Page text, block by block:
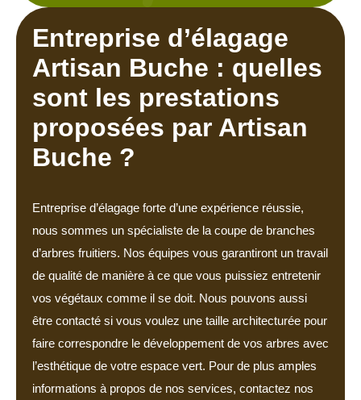
Entreprise d’élagage
Artisan Buche : quelles
sont les prestations
proposées par Artisan
Buche ?
Entreprise d’élagage forte d’une expérience réussie,
nous sommes un spécialiste de la coupe de branches
d’arbres fruitiers. Nos équipes vous garantiront un travail
de qualité de manière à ce que vous puissiez entretenir
vos végétaux comme il se doit. Nous pouvons aussi
être contacté si vous voulez une taille architecturée pour
faire correspondre le développement de vos arbres avec
l’esthétique de votre espace vert. Pour de plus amples
informations à propos de nos services, contactez nos